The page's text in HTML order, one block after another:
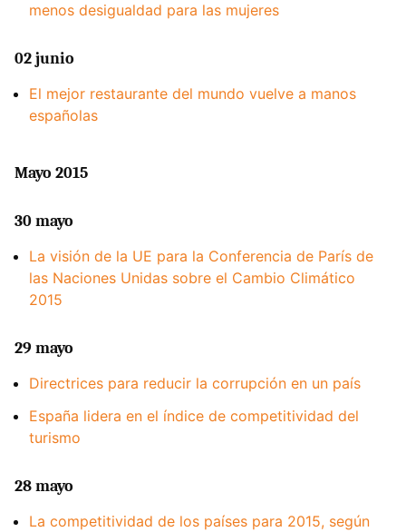
menos desigualdad para las mujeres
02 junio
El mejor restaurante del mundo vuelve a manos
españolas
Mayo 2015
30 mayo
La visión de la UE para la Conferencia de París de
las Naciones Unidas sobre el Cambio Climático
2015
29 mayo
Directrices para reducir la corrupción en un país
España lidera en el índice de competitividad del
turismo
28 mayo
La competitividad de los países para 2015, según